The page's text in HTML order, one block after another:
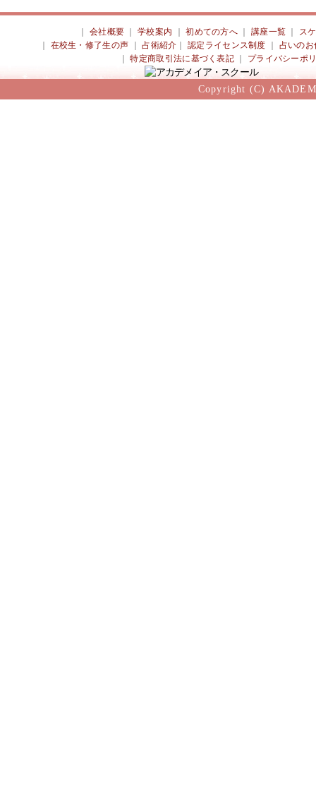
会社概要 ｜学校案内 ｜初めての方へ 講座一覧
ス
在校生・修了生の声 ｜占術紹介 ｜認定ライセンス制度
占いのお
｜特定商取引法に基づく表記 プライバシーポ
Copyright (C)